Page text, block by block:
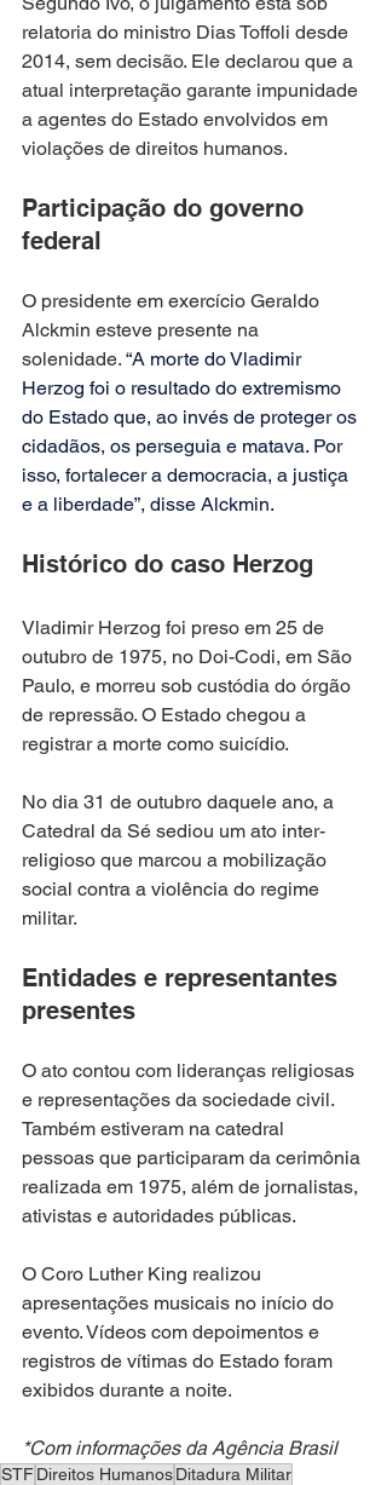
relatoria do ministro Dias Toffoli desde
2014, sem decisão. Ele declarou que a
atual interpretação garante impunidade
a agentes do Estado envolvidos em
violações de direitos humanos.
Participação do governo
federal
O presidente em exercício Geraldo
Alckmin esteve presente na
solenidade. “A morte do Vladimir
Herzog foi o resultado do extremismo
do Estado que, ao invés de proteger os
cidadãos, os perseguia e matava. Por
isso, fortalecer a democracia, a justiça
e a liberdade”, disse Alckmin.
Histórico do caso Herzog
Vladimir Herzog foi preso em 25 de
outubro de 1975, no Doi-Codi, em São
Paulo, e morreu sob custódia do órgão
de repressão. O Estado chegou a
registrar a morte como suicídio.
No dia 31 de outubro daquele ano, a
Catedral da Sé sediou um ato inter-
religioso que marcou a mobilização
social contra a violência do regime
militar.
Entidades e representantes
presentes
O ato contou com lideranças religiosas
e representações da sociedade civil.
Também estiveram na catedral
pessoas que participaram da cerimônia
realizada em 1975, além de jornalistas,
ativistas e autoridades públicas.
O Coro Luther King realizou
apresentações musicais no início do
evento. Vídeos com depoimentos e
registros de vítimas do Estado foram
exibidos durante a noite.
*Com informações da Agência Brasil
STFDireitos HumanosDitadura Militar